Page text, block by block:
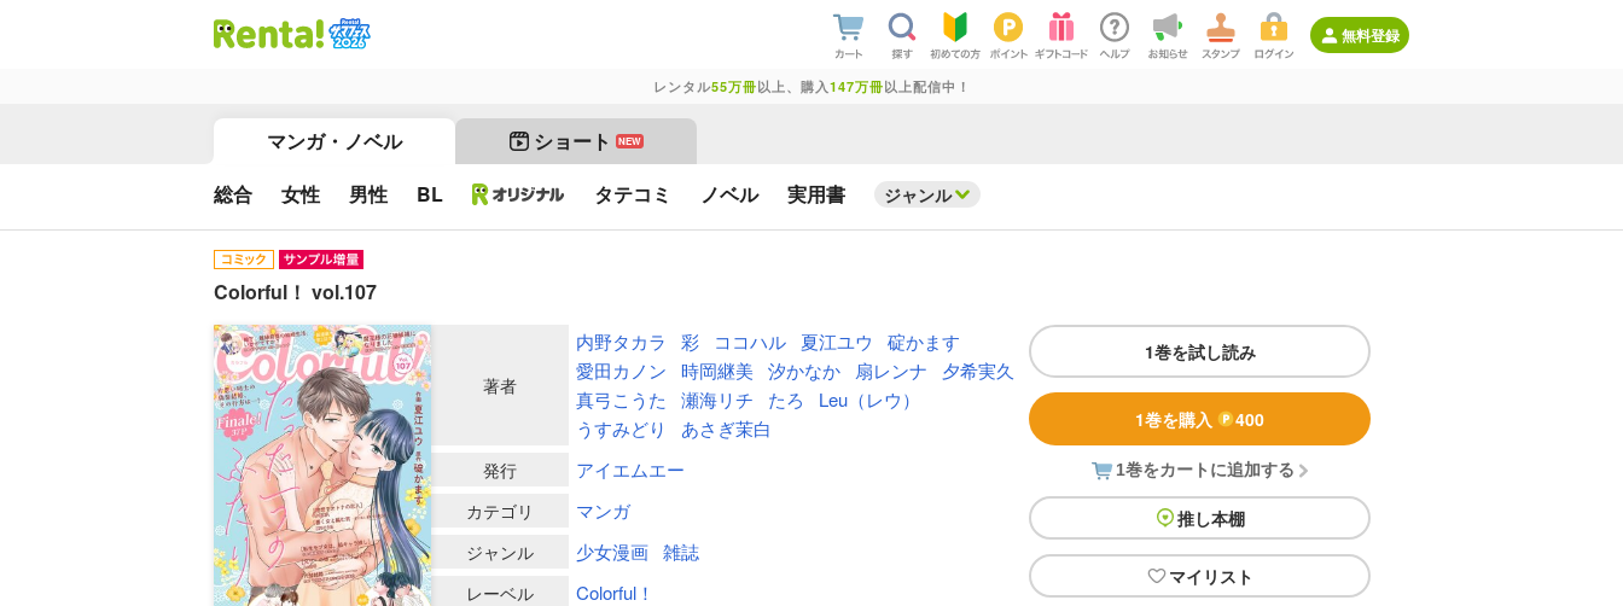
無料登録
レンタル55万冊以上、購入 147万冊以上配信中！
マンガ・ノベル ショート NEW
総合 女性 男性 BL タテコミ ノベル 実用書 ジャンル
Colorful！ vol.107
1巻を試し読み
1巻を購入 400
1巻をカートに追加する
推し本棚
マイリスト
著者
内野タカラ 彩 ココハル 夏江ユウ
碇かます
愛田カノン
時岡継美 汐かなか 扇レンナ
夕希実久
真弓こうた
瀬海リチ たろ
Leu（レウ）
うすみどり
あさぎ茉白
発行 アイエムエー
カテゴリ マンガ
ジャンル 少女漫画 雑誌
レーベル Colorful！